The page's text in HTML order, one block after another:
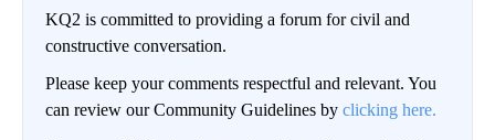
KQ2 is committed to providing a forum for civil and
constructive conversation.
Please keep your comments respectful and relevant. You
can review our Community Guidelines by clicking here.